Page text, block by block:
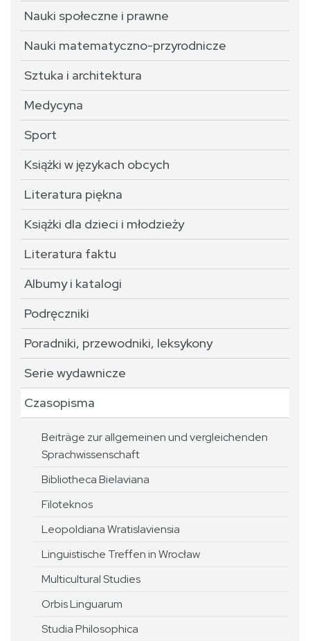
Nauki społeczne i prawne
Nauki matematyczno-przyrodnicze
Sztuka i architektura
Medycyna
Sport
Książki w językach obcych
Literatura piękna
Książki dla dzieci i młodzieży
Literatura faktu
Albumy i katalogi
Podręczniki
Poradniki, przewodniki, leksykony
Serie wydawnicze
Czasopisma
Beiträge zur allgemeinen und vergleichenden
Sprachwissenschaft
Bibliotheca Bielaviana
Filoteknos
Leopoldiana Wratislaviensia
Linguistische Treffen in Wrocław
Multicultural Studies
Orbis Linguarum
Studia Philosophica